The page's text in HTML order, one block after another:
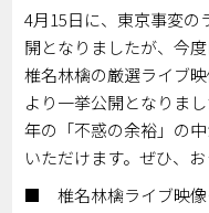
4月15日に、東京事変の
開となりましたが、今度
椎名林檎の厳選ライブ
より一挙公開となりま
年の「不惑の余裕」の
いただけます。ぜひ、
■ 椎名林檎ライブ映像